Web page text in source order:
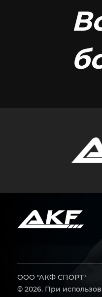
ООО "АКФ СПОРТ"
© 2026. При